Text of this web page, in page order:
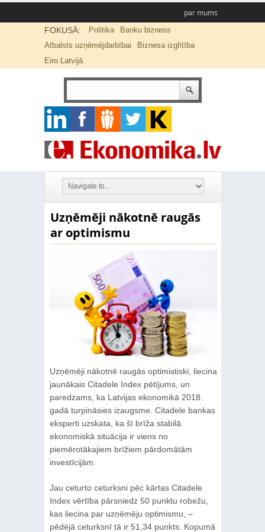
par mums
FOKUSĀ: Politika
Banku bizness
Atbalsts uzņēmējdarbībai
Biznesa izglītība
Eiro Latvijā
Uzņēmēji nākotnē raugās
ar optimismu
Uzņēmēji nākotnē raugās optimistiski, liecina
jaunākais Citadele Index pētījums, un
paredzams, ka Latvijas ekonomikā 2018.
gadā turpināsies izaugsme. Citadele bankas
eksperti uzskata, ka šī brīža stabilā
ekonomiskā situācija ir viens no
piemērotākajiem brīžiem pārdomātām
investīcijām.
Jau ceturto ceturksni pēc kārtas Citadele
Index vērtība pārsniedz 50 punktu robežu,
kas liecina par uzņēmēju optimismu, –
pēdējā ceturksnī tā ir 51,34 punkts. Kopumā